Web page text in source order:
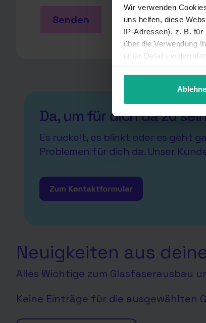
Wir verwenden
uns helfen, diese
IP-Adressen), z. B. für
über die Verwendung
unter Details
Senden
Da, um für dich da zu
Es ruckelt, es blinkt oder es geht
Problemen für dich da. Unser
Neuigkeiten aus
Alles Wichtige zum Glasfaserausbau
Keine Einträge für die ausgewählten